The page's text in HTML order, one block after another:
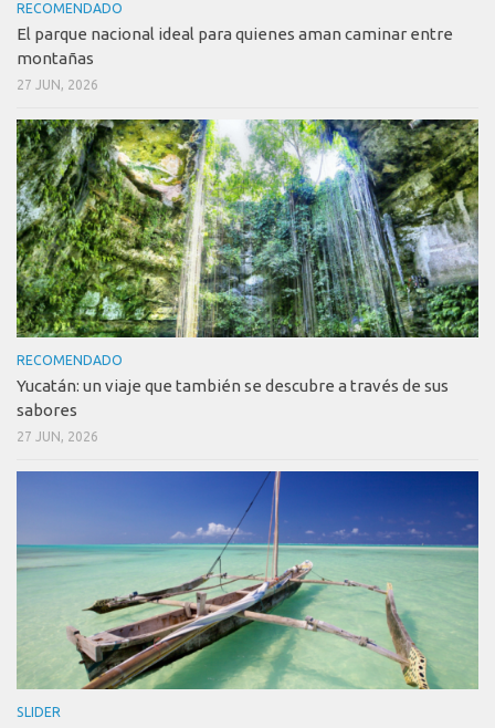
RECOMENDADO
El parque nacional ideal para quienes aman caminar entre
montañas
27 JUN, 2026
RECOMENDADO
Yucatán: un viaje que también se descubre a través de sus
sabores
27 JUN, 2026
SLIDER